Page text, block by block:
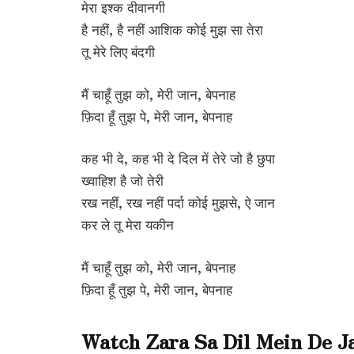
मेरा इश्क दीवानगी
है नहीं, है नहीं आशिक कोई मुझ सा तेरा
तू मेरे लिए बंदगी
मैं चाहूँ तुझ को, मेरी जान, बेपनाह
फ़िदा हूँ तुझ पे, मेरी जान, बेपनाह
कह भी दे, कह भी दे दिल में तेरे जो है छुपा
ख्वाहिश है जो तेरी
रख नहीं, रख नहीं पर्दा कोई मुझसे, ऐ जान
कर ले तू मेरा यकीन
मैं चाहूँ तुझ को, मेरी जान, बेपनाह
फ़िदा हूँ तुझ पे, मेरी जान, बेपनाह
Watch Zara Sa Dil Mein De